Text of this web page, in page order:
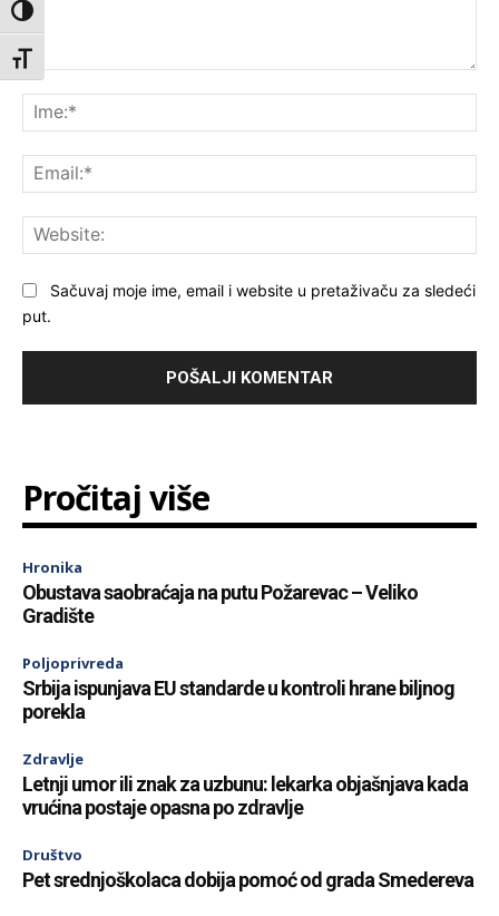
Toggle High Contrast
Toggle Font size
Komentar:
Sačuvaj moje ime, email i website u pretaživaču za sledeći
put.
Pročitaj više
Hronika
Obustava saobraćaja na putu Požarevac – Veliko
Gradište
Poljoprivreda
Srbija ispunjava EU standarde u kontroli hrane biljnog
porekla
Zdravlje
Letnji umor ili znak za uzbunu: lekarka objašnjava kada
vrućina postaje opasna po zdravlje
Društvo
Pet srednjoškolaca dobija pomoć od grada Smedereva